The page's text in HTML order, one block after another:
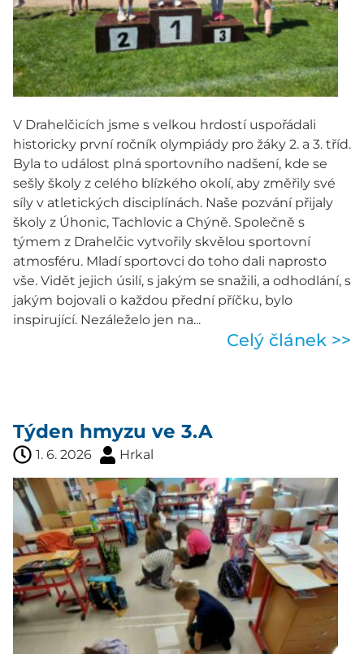
V Drahelčicích jsme s velkou hrdostí uspořádali
historicky první ročník olympiády pro žáky 2. a 3. tříd.
Byla to událost plná sportovního nadšení, kde se
sešly školy z celého blízkého okolí, aby změřily své
síly v atletických disciplínách. Naše pozvání přijaly
školy z Úhonic, Tachlovic a Chýně. Společně s
týmem z Drahelčic vytvořily skvělou sportovní
atmosféru. Mladí sportovci do toho dali naprosto
vše. Vidět jejich úsilí, s jakým se snažili, a odhodlání, s
jakým bojovali o každou přední příčku, bylo
inspirující. Nezáleželo jen na...
Celý článek >>
Týden hmyzu ve 3.A
1. 6. 2026 Hrkal